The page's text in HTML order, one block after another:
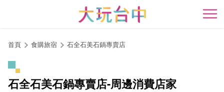
開
首頁 食購旅宿 石全石美石鍋專賣店
石全石美石鍋專賣店-周邊消費店家